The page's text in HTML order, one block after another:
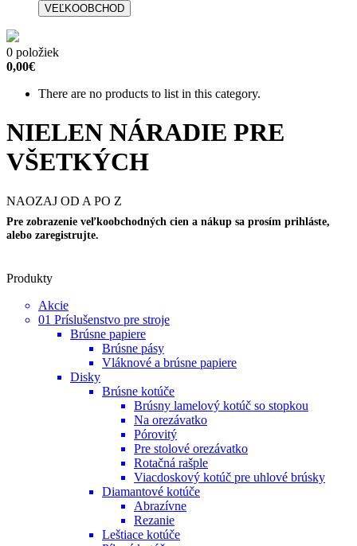
VEĽKOOBCHOD
0 položiek
0,00€
There are no products to list in this category.
NIELEN NÁRADIE PRE
VŠETKÝCH
NAOZAJ OD A PO Z
Pre zobrazenie veľkoobchodných cien a nákup sa prosím prihláste,
alebo zaregistrujte.
Produkty
Akcie
01 Príslušenstvo pre stroje
Brúsne papiere
Brúsne pásy
Vláknové a brúsne papiere
Disky
Brúsne kotúče
Brúsny lamelový kotúč so stopkou
Na orezávatko
Pórovitý
Pre stolové orezávatko
Rotačná rašple
Viacdoskový kotúč pre uhlové brúsky
Diamantové kotúče
Abrazívne
Rezanie
Leštiace kotúče